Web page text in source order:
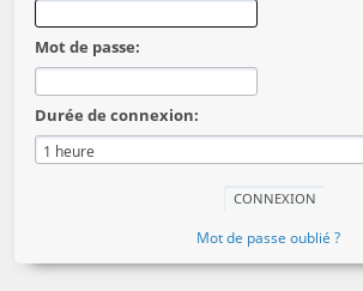
Mot de passe:
Durée de connexion:
Mot de passe oublié ?